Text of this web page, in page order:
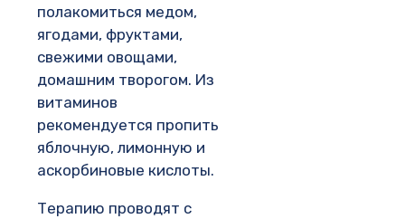
полакомиться медом,
ягодами, фруктами,
свежими овощами,
домашним творогом. Из
витаминов
рекомендуется пропить
яблочную, лимонную и
аскорбиновые кислоты.
Терапию проводят с